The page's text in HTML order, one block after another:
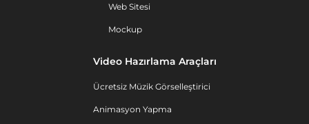
Web Sitesi
Mockup
Video Hazırlama Araçları
Ücretsiz Müzik Görselleştirici
Animasyon Yapma